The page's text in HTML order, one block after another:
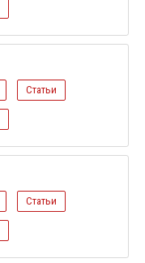
Статьи
Статьи